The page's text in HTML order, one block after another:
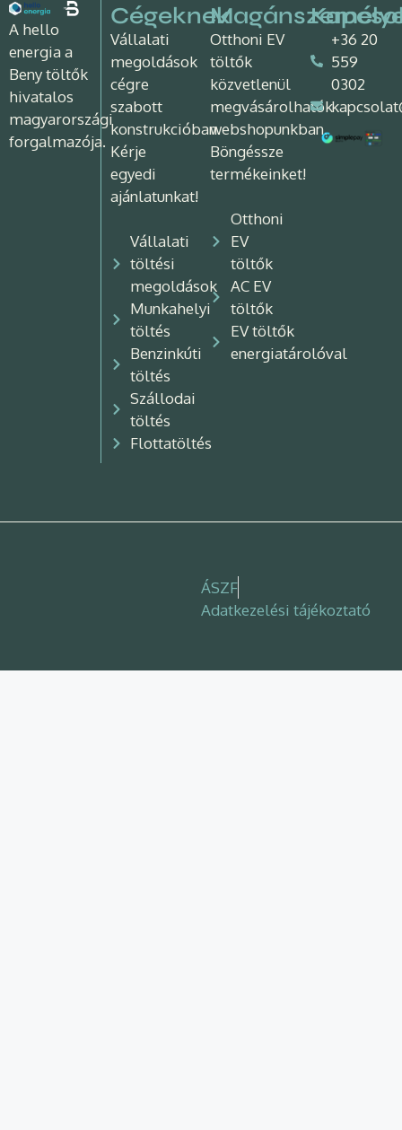
A hello
energia a
Beny töltők
hivatalos
magyarországi
forgalmazója.
Cégeknek
Vállalati
megoldások
cégre
szabott
konstrukcióban.
Kérje
egyedi
ajánlatunkat!
Vállalati
töltési
megoldások
Munkahelyi
töltés
Benzinkúti
töltés
Szállodai
töltés
Flottatöltés
Otthoni EV
töltők
közvetlenül
megvásárolhatók
webshopunkban.
Böngéssze
termékeinket!
Otthoni
EV
töltők
AC EV
töltők
EV töltők
energiatárolóval
+36 20
559
0302
ÁSZF
Adatkezelési tájékoztató